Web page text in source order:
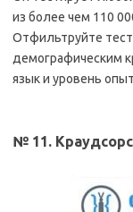
из более чем 110
Отфильтруйте
демографическим
язык и уровень
№ 11.